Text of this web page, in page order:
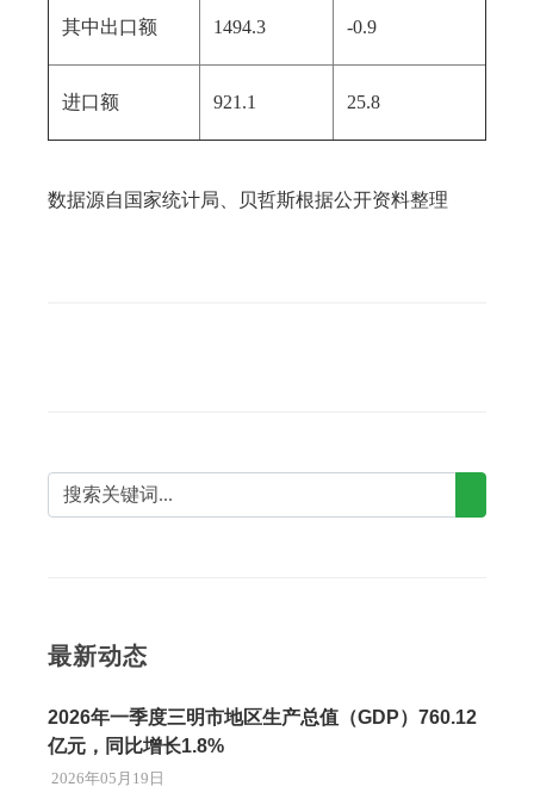
其中出口额 1494.3 -0.9
进口额 921.1 25.8
数据源自国家统计局、贝哲斯根据公开资料整理
最新动态
2026年一季度三明市地区生产总值（GDP）760.12
亿元，同比增长1.8%
2026年05月19日